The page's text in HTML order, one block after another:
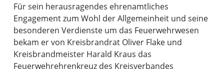
Für sein herausragendes ehrenamtliches
Engagement zum Wohl der Allgemeinheit und seine
besonderen Verdienste um das Feuerwehrwesen
bekam er von Kreisbrandrat Oliver Flake und
Kreisbrandmeister Harald Kraus das
Feuerwehrehrenkreuz des Kreisverbandes